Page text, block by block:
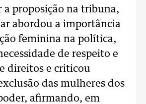
a proposição na tribuna,
abordou a importância
feminina na política,
de respeito e
direitos e criticou
das mulheres dos
afirmando, em